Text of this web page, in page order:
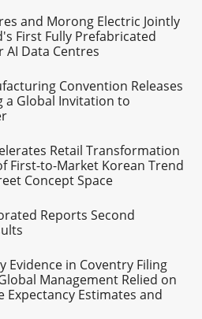
and Morong Electric Jointly
First Fully Prefabricated
Data Centres
Convention Releases
a Global Invitation to
Retail Transformation
First-to-Market Korean Trend
Concept Space
Reports Second
Evidence in Coventry Filing
Management Relied on
Expectancy Estimates and